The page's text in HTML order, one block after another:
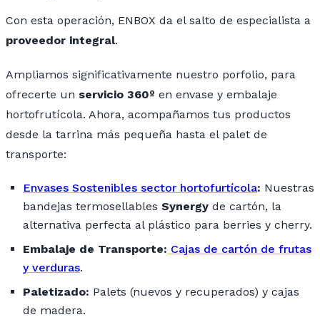
Con esta operación, ENBOX da el salto de especialista a
proveedor integral.
Ampliamos significativamente nuestro porfolio, para
ofrecerte un servicio 360º en envase y embalaje
hortofrutícola. Ahora, acompañamos tus productos
desde la tarrina más pequeña hasta el palet de
transporte:
Envases Sostenibles sector hortofurtícola: Nuestras
bandejas termosellables Synergy de cartón, la
alternativa perfecta al plástico para berries y cherry.
Embalaje de Transporte: Cajas de cartón de frutas
y verduras.
Paletizado: Palets (nuevos y recuperados) y cajas
de madera.